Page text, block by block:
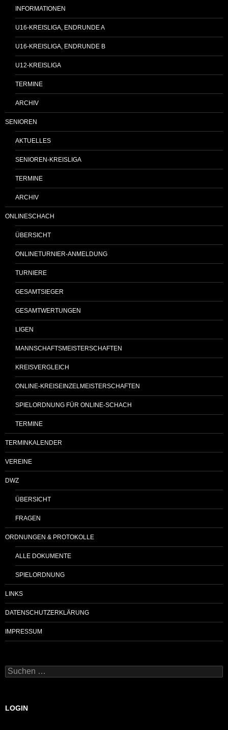
INFORMATIONEN
U16-KREISLIGA, ENDRUNDE A
U16-KREISLIGA, ENDRUNDE B
U12-KREISLIGA
TERMINE
ARCHIV
SENIOREN
AKTUELLES
SENIOREN-KREISLIGA
TERMINE
ARCHIV
ONLINESCHACH
ÜBERSICHT
ONLINETURNIER-ANMELDUNG
TURNIERE
GESAMTSIEGER
GESAMTWERTUNGEN
LIGEN
MANNSCHAFTSMEISTERSCHAFTEN
KREISVERGLEICH
ONLINE-KREISEINZELMEISTERSCHAFTEN
SPIELORDNUNG FÜR ONLINE-SCHACH
TERMINE
TERMINKALENDER
VEREINE
DWZ
ÜBERSICHT
FRAGEN
ORDNUNGEN & PROTOKOLLE
ALLE DOKUMENTE
SPIELORDNUNG
LINKS
DATENSCHUTZERKLÄRUNG
IMPRESSUM
Suchen
nach:
LOGIN